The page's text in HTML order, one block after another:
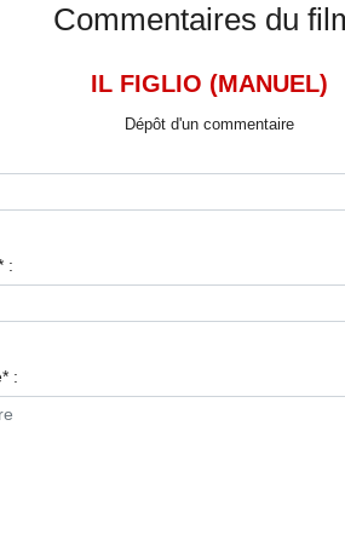
Commentaires du
IL FIGLIO (MANUEL)
Dépôt d'un commentaire
:
: